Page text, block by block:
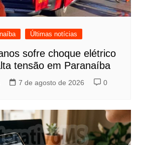
Últimas notícias
sofre choque elétrico
tensão em Paranaíba
7 de agosto de 2026 0